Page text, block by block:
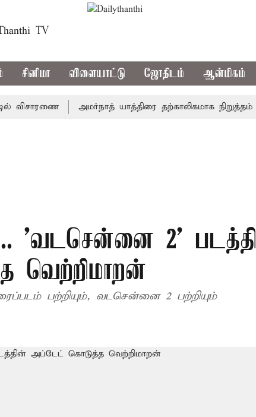
TV
சினிமா விளையாட்டு ஜோதிடம் ஆன்மிகம்
அமர்நாத் யாத்திரை தற்காலிகமாக நிறுத்தம்
'வடசென்னை 2'
வெற்றிமாறன்
பற்றியும், வடசென்னை 2 பற்றியும்